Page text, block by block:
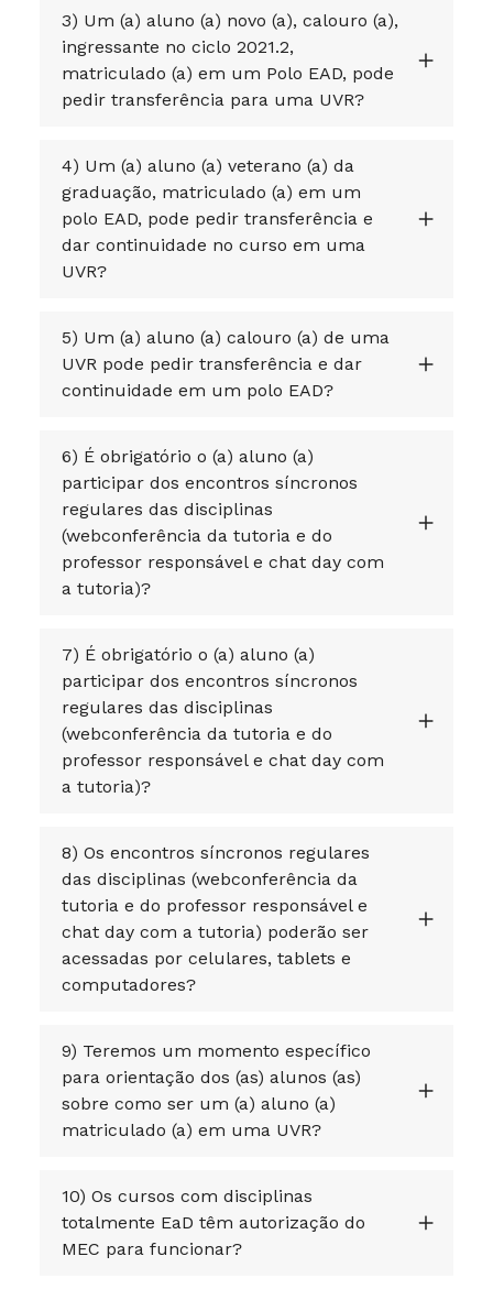
3) Um (a) aluno (a) novo (a), calouro (a),
ingressante no ciclo 2021.2,
matriculado (a) em um Polo EAD, pode
pedir transferência para uma UVR?
4) Um (a) aluno (a) veterano (a) da
graduação, matriculado (a) em um
polo EAD, pode pedir transferência e
dar continuidade no curso em uma
UVR?
5) Um (a) aluno (a) calouro (a) de uma
UVR pode pedir transferência e dar
continuidade em um polo EAD?
6) É obrigatório o (a) aluno (a)
participar dos encontros síncronos
regulares das disciplinas
(webconferência da tutoria e do
professor responsável e chat day com
a tutoria)?
7) É obrigatório o (a) aluno (a)
participar dos encontros síncronos
regulares das disciplinas
(webconferência da tutoria e do
professor responsável e chat day com
a tutoria)?
8) Os encontros síncronos regulares
das disciplinas (webconferência da
tutoria e do professor responsável e
chat day com a tutoria) poderão ser
acessadas por celulares, tablets e
computadores?
9) Teremos um momento específico
para orientação dos (as) alunos (as)
sobre como ser um (a) aluno (a)
matriculado (a) em uma UVR?
10) Os cursos com disciplinas
totalmente EaD têm autorização do
MEC para funcionar?